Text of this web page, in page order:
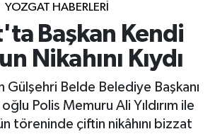
YOZGAT HABERLERI
Başkan Kendi
Nikahını Kıydı
Gülşehri Belde Belediye Başkanı
oğlu Polis Memuru Ali Yıldırım ile
töreninde çiftin nikâhını bizzat